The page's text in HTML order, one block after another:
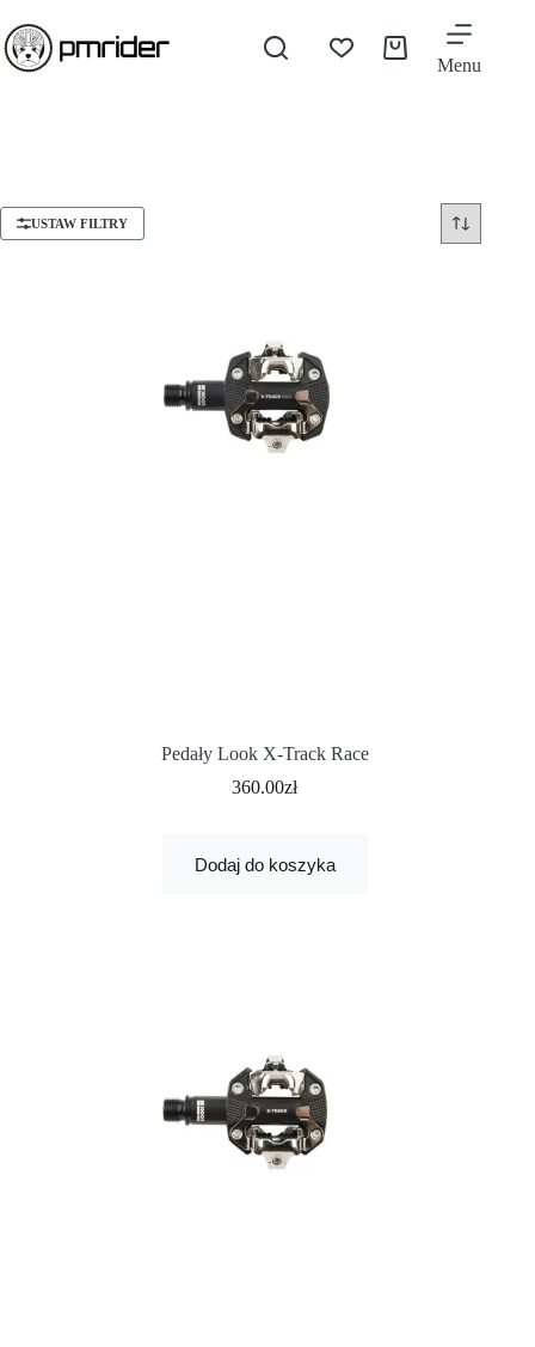
Menu
USTAW FILTRY
Pedały Look X-Track Race
360.00zł
Dodaj do koszyka